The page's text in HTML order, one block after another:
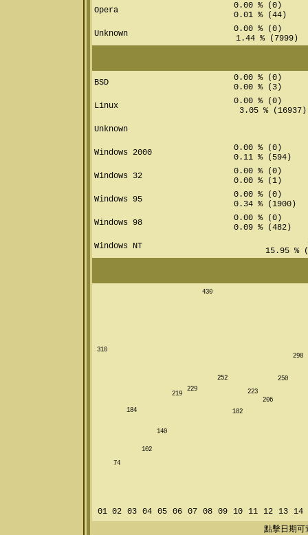
Opera
0.00 % (0)
0.01 % (44)
Unknown
0.00 % (0)
1.44 % (7999)
BSD
0.00 % (0)
0.00 % (3)
Linux
0.00 % (0)
3.05 % (16937)
Unknown
Windows 2000
0.00 % (0)
0.11 % (594)
Windows 32
0.00 % (0)
0.00 % (1)
Windows 95
0.00 % (0)
0.34 % (1900)
Windows 98
0.00 % (0)
0.09 % (482)
Windows NT
15.95 %
310
74
184
102
140
219
229
430
252
182
223
206
250
298
01 02 03 04 05 06 07 08 09 10 11 12 13
14
點擊日期